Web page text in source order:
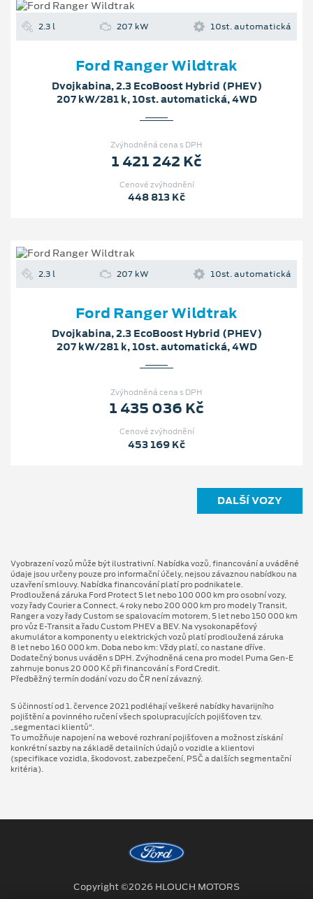
2.3 l 207 kW 10st. automatická
Ford Ranger Wildtrak
Dvojkabina, 2.3 EcoBoost Hybrid (PHEV)
207 kW/281 k, 10st. automatická, 4WD
Zvýhodněná cena s DPH
1 421 242 Kč
Cenové zvýhodnění
448 813 Kč
2.3 l 207 kW 10st. automatická
Ford Ranger Wildtrak
Dvojkabina, 2.3 EcoBoost Hybrid (PHEV)
207 kW/281 k, 10st. automatická, 4WD
Zvýhodněná cena s DPH
1 435 036 Kč
Cenové zvýhodnění
453 169 Kč
DALŠÍ VOZY
Vyobrazení vozů může být ilustrativní. Nabídka vozů, financování a uváděné
údaje jsou určeny pouze pro informační účely, nejsou závaznou nabídkou na
uzavření smlouvy. Nabídka financování platí pro podnikatele.
Prodloužená záruka Ford Protect 5 let nebo 100 000 km pro osobní vozy,
vozy řady Courier a Connect, 4 roky nebo 200 000 km pro modely Transit,
Ranger a vozy řady Custom se spalovacím motorem, 5 let nebo 150 000 km
pro vůz E-Transit a řadu Custom PHEV a BEV. Na vysokonapěťový
akumulátor a komponenty u elektrických vozů platí prodloužená záruka
8 let nebo 160 000 km. Doba nebo km: Vždy platí, co nastane dříve.
Dodatečný bonus uváděn s DPH. Zvýhodněná cena pro model Puma Gen⁠-⁠E
zahrnuje bonus 20 000 Kč při financování s Ford Credit.
Předběžný termín dodání vozu do ČR není závazný.
S účinností od 1. července 2021 podléhají veškeré nabídky havarijního
pojištění a povinného ručení všech spolupracujících pojišťoven tzv.
„segmentaci klientů“.
To umožňuje napojení na webové rozhraní pojišťoven a možnost získání
konkrétní sazby na základě detailních údajů o vozidle a klientovi
(specifikace vozidla, škodovost, zabezpečení, PSČ a dalších segmentační
kritéria).
Copyright ©2026 HLOUCH MOTORS